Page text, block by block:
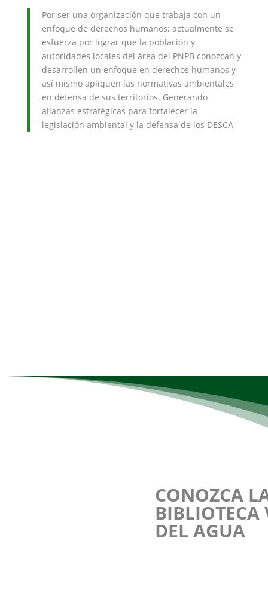
Por ser una organización que trabaja con un
enfoque de derechos humanos; actualmente se
esfuerza por lograr que la población y
autoridades locales del área del PNPB conozcan y
desarrollen un enfoque en derechos humanos y
así mismo apliquen las normativas ambientales
en defensa de sus territorios. Generando
alianzas estratégicas para fortalecer la
legislación ambiental y la defensa de los DESCA
CONOZCA
BIBLIOTECA
DEL AGUA